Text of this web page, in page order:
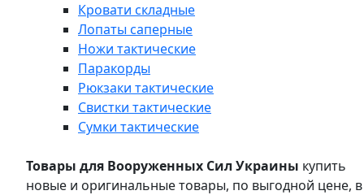
Кровати складные
Лопаты саперные
Ножи тактические
Паракорды
Рюкзаки тактические
Свистки тактические
Сумки тактические
Товары для Вооруженных Сил Украины купить
новые и оригинальные товары, по выгодной цене, в